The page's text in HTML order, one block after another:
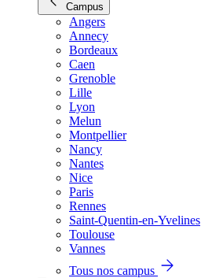
Campus
Angers
Annecy
Bordeaux
Caen
Grenoble
Lille
Lyon
Melun
Montpellier
Nancy
Nantes
Nice
Paris
Rennes
Saint-Quentin-en-Yvelines
Toulouse
Vannes
Tous nos campus